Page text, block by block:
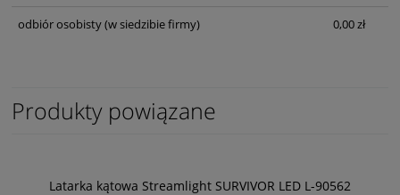
odbiór osobisty(w siedzibie firmy) 0,00 zł
Produkty powiązane
Latarka kątowa Streamlight SURVIVOR LED L-90562